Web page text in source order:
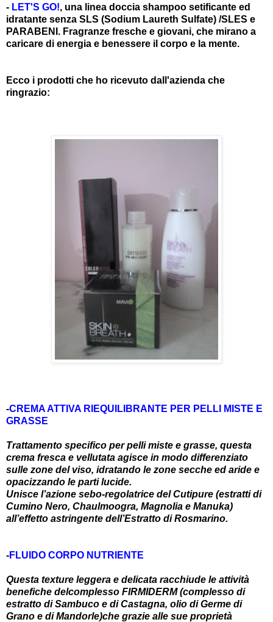
- LET'S GO!, una linea doccia shampoo setificante ed
idratante senza SLS (Sodium Laureth Sulfate) /SLES e
PARABENI. Fragranze fresche e giovani, che mirano a
caricare di energia e benessere il corpo e la mente.
Ecco i prodotti che ho ricevuto dall'azienda che
ringrazio:
-CREMA ATTIVA RIEQUILIBRANTE PER PELLI MISTE E
GRASSE
Trattamento specifico per pelli miste e grasse, questa
crema fresca e vellutata agisce in modo differenziato
sulle zone del viso, idratando le zone secche ed aride e
opacizzando le parti lucide.
Unisce l’azione sebo-regolatrice del Cutipure (estratti di
Cumino Nero, Chaulmoogra, Magnolia e Manuka)
all’effetto astringente dell’Estratto di Rosmarino.
-FLUIDO CORPO NUTRIENTE
Questa texture leggera e delicata racchiude le attività
benefiche delcomplesso FIRMIDERM (complesso di
estratto di Sambuco e di Castagna, olio di Germe di
Grano e di Mandorle)che grazie alle sue proprietà